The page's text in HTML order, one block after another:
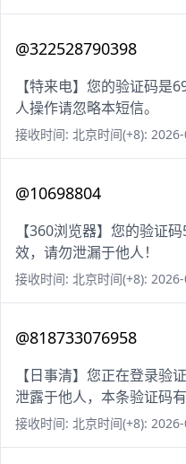
@322528790398
【特来电】您的验证码是
人操作请忽略本短信。
接收时间: 北京时间(+8):
@10698804
【360浏览器】您的验证
效，请勿泄漏于他人！
接收时间: 北京时间(+8):
@818733076958
【日事清】您正在登录验
泄露于他人，本条验证码
接收时间: 北京时间(+8):